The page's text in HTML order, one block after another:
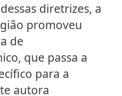
diretrizes, a
promoveu
de
que passa a
para a
autora